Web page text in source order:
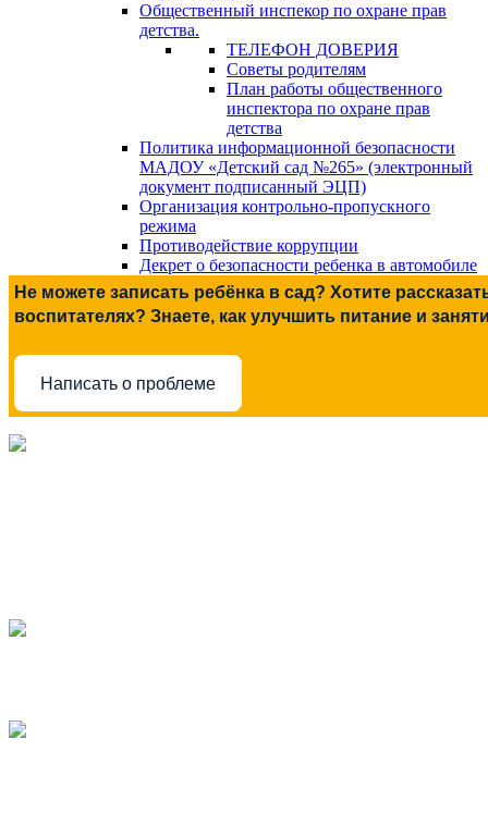
Общественный инспекор по охране прав
детства.
ТЕЛЕФОН ДОВЕРИЯ
Советы родителям
План работы общественного
инспектора по охране прав
детства
Политика информационной безопасности
МАДОУ «Детский сад №265» (электронный
документ подписанный ЭЦП)
Организация контрольно-пропускного
режима
Противодействие коррупции
Декрет о безопасности ребенка в автомобиле
Не можете записать ребёнка в сад? Хотите
воспитателях? Знаете, как улучшить питание и
Написать о проблеме